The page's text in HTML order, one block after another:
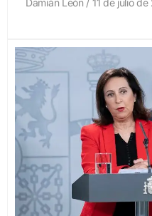
Damián León 11 de julio